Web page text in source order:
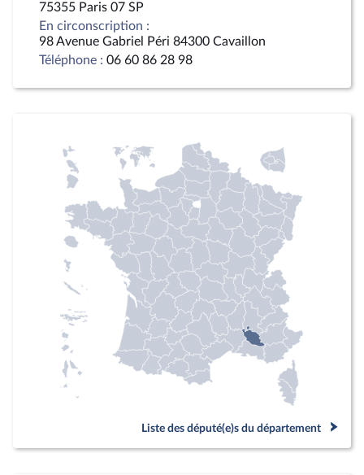
75355 Paris 07 SP
En circonscription :
98 Avenue Gabriel Péri 84300 Cavaillon
Téléphone : 06 60 86 28 98
Liste des député(e)s du département